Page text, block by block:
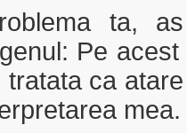
ta,
Pe
tratata ca
mea.